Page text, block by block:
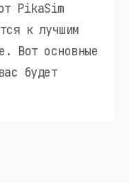
PikaSim
к лучшим
Вот основные
будет